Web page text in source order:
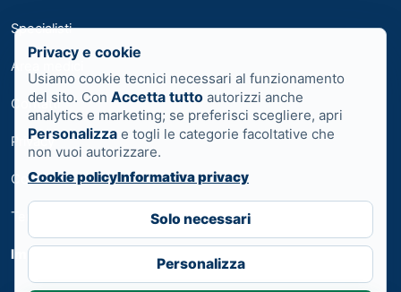
Specialisti
Area medici
Contatti
Privacy
Cookie
Termini
Impostazioni cookie
Privacy e cookie
Usiamo cookie tecnici necessari al funzionamento
del sito. Con Accetta tutto autorizzi anche
analytics e marketing; se preferisci scegliere, apri
Personalizza e togli le categorie facoltative che
non vuoi autorizzare.
Cookie policyInformativa privacy
Solo necessari
Personalizza